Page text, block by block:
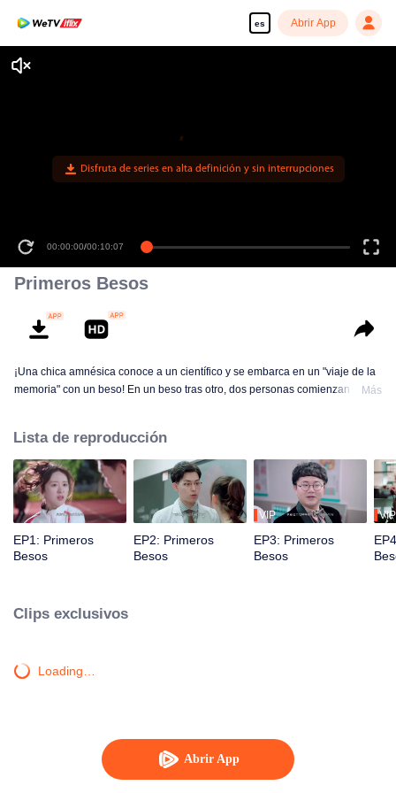
es Abrir App
Abrir App
Disfruta de series en alta definición y sin interrupciones
00:00:00/00:10:07
Primeros Besos
¡Una chica amnésica conoce a un científico y se embarca en un "viaje de la
memoria" con un beso! En un beso tras otro, dos personas comienzan a
Más
Lista de reproducción
EP1: Primeros
Besos
EP2: Primeros
Besos
VIP
EP3: Primeros
Besos
VIP
Clips exclusivos
Loading…